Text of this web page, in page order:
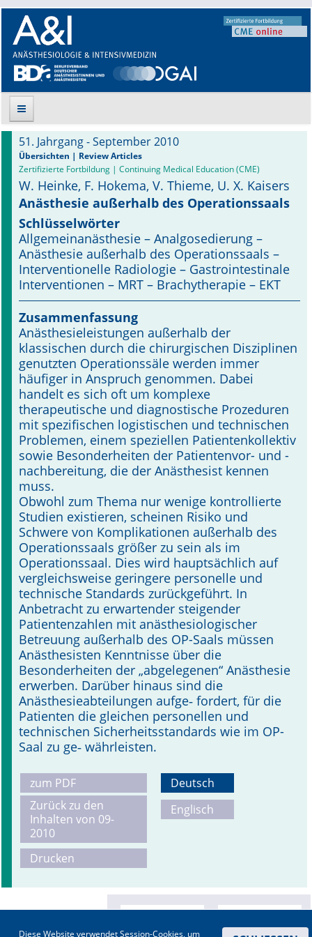
Suche
Aktuelle Ausgabe
Leitlinien
Archiv
Supplements
Supplements OrphanAnesthesia
Online First
A&I English
Mediadaten
Autoren-Service
Bestell-Service
Stellenmarkt
Kongresskalender
51. Jahrgang - September 2010
Übersichten | Review Articles
Zertifizierte Fortbildung | Continuing Medical Education (CME)
W. Heinke, F. Hokema, V. Thieme, U. X. Kaisers
Anästhesie außerhalb des Operationssaals
Schlüsselwörter
Allgemeinanästhesie – Analgosedierung –
Anästhesie außerhalb des Operationssaals –
Interventionelle Radiologie – Gastrointestinale
Interventionen – MRT – Brachytherapie – EKT
Zusammenfassung
Anästhesieleistungen außerhalb der
klassischen durch die chirurgischen Disziplinen
genutzten Operationssäle werden immer
häufiger in Anspruch genommen. Dabei
handelt es sich oft um komplexe
therapeutische und diagnostische Prozeduren
mit spezifischen logistischen und technischen
Problemen, einem speziellen Patientenkollektiv
sowie Besonderheiten der Patientenvor- und -
nachbereitung, die der Anästhesist kennen
muss.
Obwohl zum Thema nur wenige kontrollierte
Studien existieren, scheinen Risiko und
Schwere von Komplikationen außerhalb des
Operationssaals größer zu sein als im
Operationssaal. Dies wird hauptsächlich auf
vergleichsweise geringere personelle und
technische Standards zurückgeführt. In
Anbetracht zu erwartender steigender
Patientenzahlen mit anästhesiologischer
Betreuung außerhalb des OP-Saals müssen
Anästhesisten Kenntnisse über die
Besonderheiten der „abgelegenen“ Anästhesie
erwerben. Darüber hinaus sind die
Anästhesieabteilungen aufge‑ fordert, für die
Patienten die gleichen personellen und
technischen Sicherheitsstandards wie im OP-
Saal zu ge‑ währleisten.
zum PDF
Zurück zu den
Inhalten von 09-
2010
Drucken
Deutsch
Englisch
Diese Website verwendet Session-Cookies, um